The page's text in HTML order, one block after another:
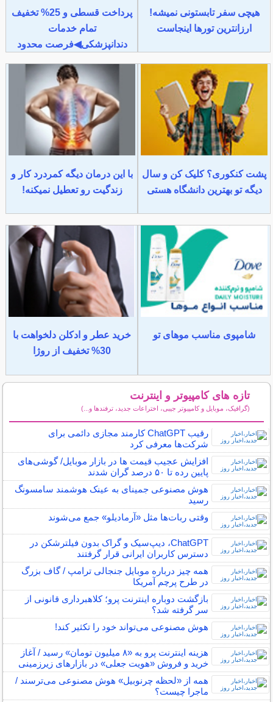
هیچی سفر تابستونی نمیشه!
ارزانترین تورها اینجاست
پرداخت قسطی و 25% تخفیف
تمام خدمات
دندانپزشکی◀فرصت محدود
پشت کنکوری؟ کلیک کن و سال
دیگه تو بهترین دانشگاه هستی
با این درمان دیگه کمردرد کار و
زندگیت رو تعطیل نمیکنه!
شامپوی مناسب موهای تو
خرید عطر و ادکلن دلخواهت با
30% تخفیف از روژا
تازه های کامپیوتر و اینترنت
(گرافیک، موبایل و کامپیوتر جیبی، اختراعات جدید، ترفندها و...)
رقیب ChatGPT کارمند مجازی دائمی برای
شرکت‌ها معرفی کرد
افزایش عجیب قیمت ها در بازار موبایل/ گوشی‌های
پایین رده تا ۵۰ درصد گران شدند
هوش مصنوعی جمینای به عینک هوشمند سامسونگ
رسید
وقتی ربات‌ها مثل «آرمادیلو» جمع می‌شوند
ChatGPT، دیپ‌سیک و گراک بدون فیلترشکن در
دسترس کاربران ایرانی قرار گرفتند
همه چیز درباره موبایل جنجالی ترامپ / گاف بزرگ
در طرح پرچم آمریکا
بازگشت دوباره اینترنت پرو؛ کلاهبرداری قانونی از
سر گرفته شد؟
هوش مصنوعی می‌تواند خود را تکثیر کند!
هزینه اینترنت پرو به «۸ میلیون تومان» رسید / آغاز
خرید و فروش «هویت جعلی» در بازارهای زیرزمینی
همه از «لحظه چرنوبیل» هوش مصنوعی می‌ترسند /
ماجرا چیست؟